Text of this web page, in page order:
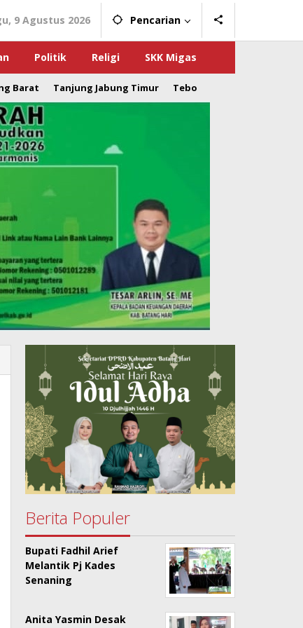
9 Agustus 2026 Pencarian
Politik Religi SKK Migas
Barat Tanjung Jabung Timur Tebo
Berita Populer
Bupati Fadhil Arief
Melantik Pj Kades
Senaning
Anita Yasmin Desak